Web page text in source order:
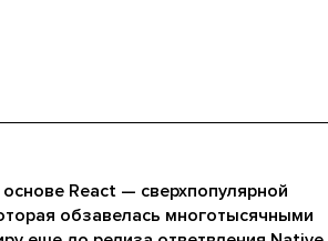
React — сверхпопулярной
обзавелась многотысячными